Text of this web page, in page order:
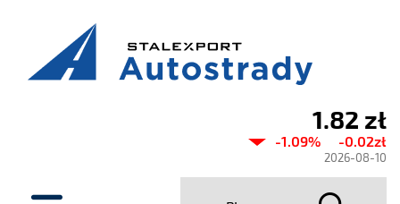
price
1.82 zł
-1.09% -0.02zł
2026-08-10